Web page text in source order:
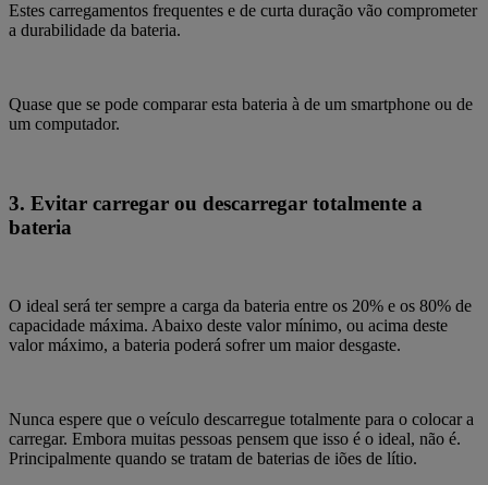
Estes carregamentos frequentes e de curta duração vão comprometer
a durabilidade da bateria.
Quase que se pode comparar esta bateria à de um smartphone ou de
um computador.
3. Evitar carregar ou descarregar totalmente a
bateria
O ideal será ter sempre a carga da bateria entre os 20% e os 80% de
capacidade máxima. Abaixo deste valor mínimo, ou acima deste
valor máximo, a bateria poderá sofrer um maior desgaste.
Nunca espere que o veículo descarregue totalmente para o colocar a
carregar. Embora muitas pessoas pensem que isso é o ideal, não é.
Principalmente quando se tratam de baterias de iões de lítio.